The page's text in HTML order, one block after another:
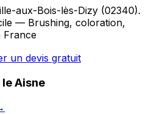
aux-Bois-lès-Dizy (02340).
— Brushing, coloration,
France
un devis gratuit
leAisne